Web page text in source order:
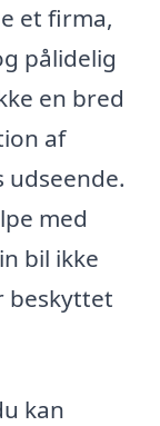
et firma,
pålidelig
en bred
af
udseende.
med
bil ikke
beskyttet
kan